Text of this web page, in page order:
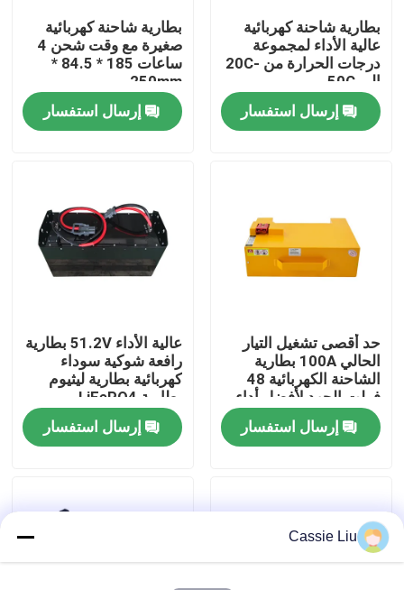
بيت
منتجات
جولة في المعمل
اطلب اقتباس
بطارية الليثيوم رافعة شوكية
48 فولت بطارية ليثيوم أيون لفورت
بطارية شاحنة كهربائية
عالية الأداء لمجموعة
درجات الحرارة من -20C
إلى 50C
إرسال استفسار
بطارية شاحنة كهربائية
صغيرة مع وقت شحن 4
ساعات 185 * 84.5 *
250mm
إرسال استفسار
حد أقصى تشغيل التيار
الحالي 100A بطارية
الشاحنة الكهربائية 48
فولت الجهد لأفضل أداء
إرسال استفسار
عالية الأداء 51.2V بطارية
رافعة شوكية سوداء
كهربائية بطارية ليثيوم
بطارية LiFePO4
إرسال استفسار
Cassie Liu